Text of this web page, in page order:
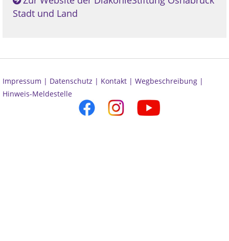
Stadt und Land
Impressum | Datenschutz | Kontakt | Wegbeschreibung |
Hinweis-Meldestelle